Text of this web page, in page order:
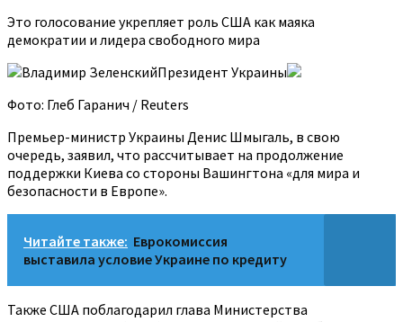
Это голосование укрепляет роль США как маяка
демократии и лидера свободного мира
Владимир ЗеленскийПрезидент Украины
Фото: Глеб Гаранич / Reuters
Премьер-министр Украины Денис Шмыгаль, в свою
очередь, заявил, что рассчитывает на продолжение
поддержки Киева со стороны Вашингтона «для мира и
безопасности в Европе».
Читайте также: Еврокомиссия
выставила условие Украине по кредиту
Также США поблагодарил глава Министерства